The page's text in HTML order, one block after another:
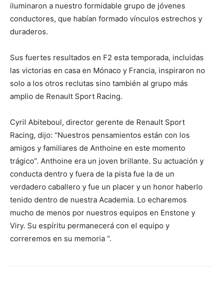
iluminaron a nuestro formidable grupo de jóvenes
conductores, que habían formado vínculos estrechos y
duraderos.
Sus fuertes resultados en F2 esta temporada, incluidas
las victorias en casa en Mónaco y Francia, inspiraron no
solo a los otros reclutas sino también al grupo más
amplio de Renault Sport Racing.
Cyril Abiteboul, director gerente de Renault Sport
Racing, dijo: “Nuestros pensamientos están con los
amigos y familiares de Anthoine en este momento
trágico”. Anthoine era un joven brillante. Su actuación y
conducta dentro y fuera de la pista fue la de un
verdadero caballero y fue un placer y un honor haberlo
tenido dentro de nuestra Academia. Lo echaremos
mucho de menos por nuestros equipos en Enstone y
Viry. Su espíritu permanecerá con el equipo y
correremos en su memoria “.